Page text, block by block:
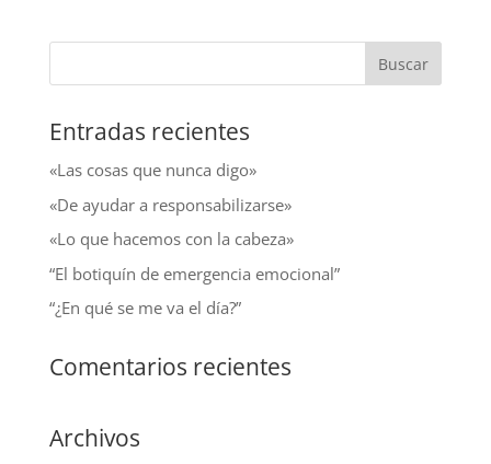
Entradas recientes
«Las cosas que nunca digo»
«De ayudar a responsabilizarse»
«Lo que hacemos con la cabeza»
“El botiquín de emergencia emocional”
“¿En qué se me va el día?”
Comentarios recientes
Archivos